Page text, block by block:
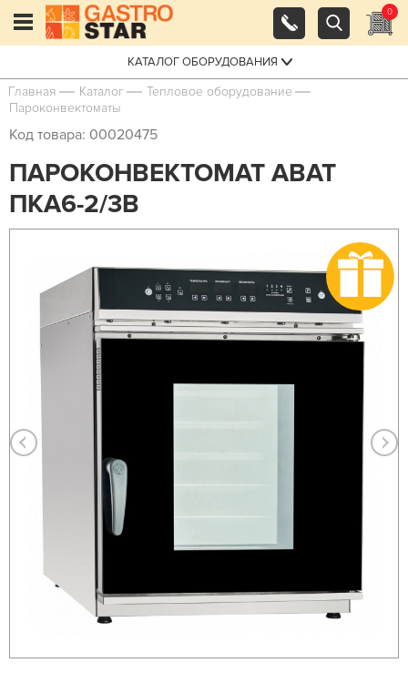
0
КАТАЛОГ ОБОРУДОВАНИЯ
Главная Каталог
Тепловое оборудование
Пароконвектоматы
Код товара: 00020475
ПАРОКОНВЕКТОМАТ ABAT
ПКА6-2/3В